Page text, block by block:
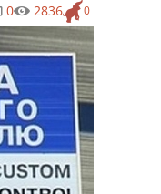
0
0 2836